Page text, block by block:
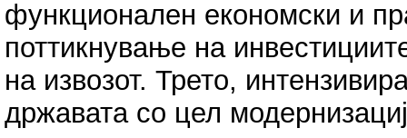
функционален економски и
поттикнување на
на извозот. Трето,
државата со цел